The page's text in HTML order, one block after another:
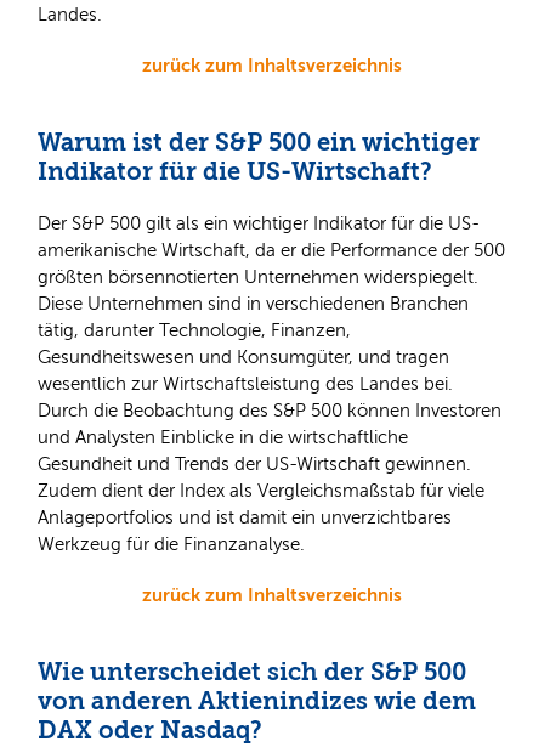
Landes.
zurück zum Inhaltsverzeichnis
Warum ist der S&P 500 ein wichtiger
Indikator für die US-Wirtschaft?
Der S&P 500 gilt als ein wichtiger Indikator für die US-
amerikanische Wirtschaft, da er die Performance der 500
größten börsennotierten Unternehmen widerspiegelt.
Diese Unternehmen sind in verschiedenen Branchen
tätig, darunter Technologie, Finanzen,
Gesundheitswesen und Konsumgüter, und tragen
wesentlich zur Wirtschaftsleistung des Landes bei.
Durch die Beobachtung des S&P 500 können Investoren
und Analysten Einblicke in die wirtschaftliche
Gesundheit und Trends der US-Wirtschaft gewinnen.
Zudem dient der Index als Vergleichsmaßstab für viele
Anlageportfolios und ist damit ein unverzichtbares
Werkzeug für die Finanzanalyse.
zurück zum Inhaltsverzeichnis
Wie unterscheidet sich der S&P 500
von anderen Aktienindizes wie dem
DAX oder Nasdaq?